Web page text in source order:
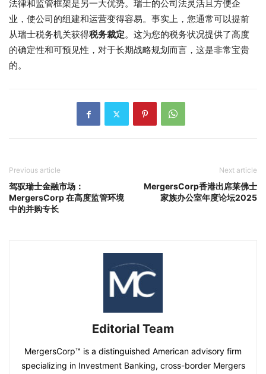
法律和监管框架是另一大优势。瑞士的公司法灵活且方便企
业，使公司的组建和运营变得容易。事实上，您通常可以提前
从瑞士税务机关获得税务裁定。这为您的税务状况提供了高度
的确定性和可预见性，对于长期战略规划而言，这是非常宝贵
的。
Previous article
驾驭瑞士金融市场：
MergersCorp 在高度监管环境
中的并购专长
Next article
MergersCorp香港出席莱佛士
家族办公室年度论坛2025
Editorial Team
MergersCorp™ is a distinguished American advisory firm
specializing in Investment Banking, cross-border Mergers